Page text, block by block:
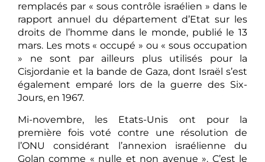
remplacés par « sous contrôle israélien » dans le
rapport annuel du département d’Etat sur les
droits de l’homme dans le monde, publié le 13
mars. Les mots « occupé » ou « sous occupation
» ne sont par ailleurs plus utilisés pour la
Cisjordanie et la bande de Gaza, dont Israël s’est
également emparé lors de la guerre des Six-
Jours, en 1967.
Mi-novembre, les Etats-Unis ont pour la
première fois voté contre une résolution de
l’ONU considérant l’annexion israélienne du
Golan comme « nulle et non avenue ». C’est le